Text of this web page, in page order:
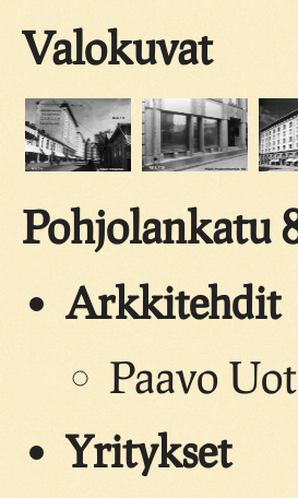
Valokuvat
Pohjolankatu
Arkkitehdit
Paavo
Yritykset